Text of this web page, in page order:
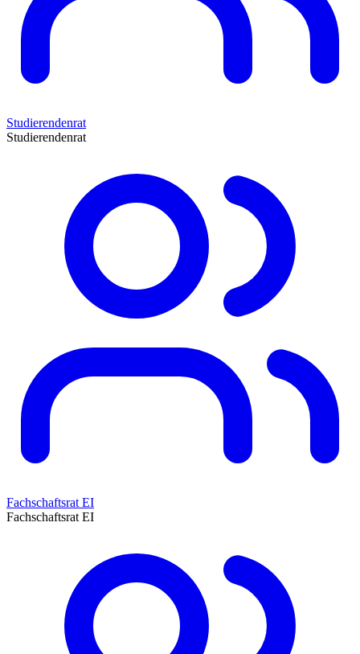
Studierendenrat
Studierendenrat
Fachschaftsrat EI
Fachschaftsrat EI